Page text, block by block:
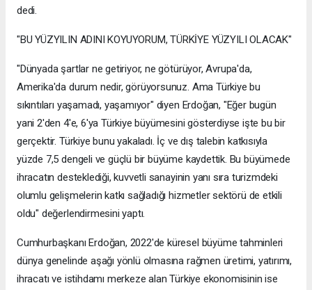
dedi.
"BU YÜZYILIN ADINI KOYUYORUM, TÜRKİYE YÜZYILI OLACAK"
"Dünyada şartlar ne getiriyor, ne götürüyor, Avrupa'da,
Amerika'da durum nedir, görüyorsunuz. Ama Türkiye bu
sıkıntıları yaşamadı, yaşamıyor" diyen Erdoğan, "Eğer bugün
yani 2'den 4'e, 6'ya Türkiye büyümesini gösterdiyse işte bu bir
gerçektir. Türkiye bunu yakaladı. İç ve dış talebin katkısıyla
yüzde 7,5 dengeli ve güçlü bir büyüme kaydettik. Bu büyümede
ihracatın desteklediği, kuvvetli sanayinin yanı sıra turizmdeki
olumlu gelişmelerin katkı sağladığı hizmetler sektörü de etkili
oldu" değerlendirmesini yaptı.
Cumhurbaşkanı Erdoğan, 2022'de küresel büyüme tahminleri
dünya genelinde aşağı yönlü olmasına rağmen üretimi, yatırımı,
ihracatı ve istihdamı merkeze alan Türkiye ekonomisinin ise